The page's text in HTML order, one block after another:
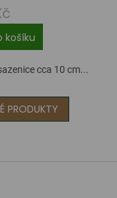
košíku
cca 10 cm...
PRODUKTY